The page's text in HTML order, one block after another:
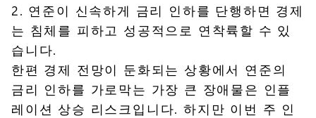
2. 연준이 신속하게 금리 인하를 단행하면 경제
는 침체를 피하고 성공적으로 연착륙할 수 있
습니다.
한편 경제 전망이 둔화되는 상황에서 연준의
금리 인하를 가로막는 가장 큰 장애물은 인플
레이션 상승 리스크입니다. 하지만 이번 주 인